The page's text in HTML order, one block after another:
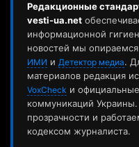
Редакционные
vesti-ua.net
информационной
новостей мы
ИМИ и Детектор медиа.
материалов редакция
VoxCheck и
коммуникаций
прозрачности и
кодексом журналиста.